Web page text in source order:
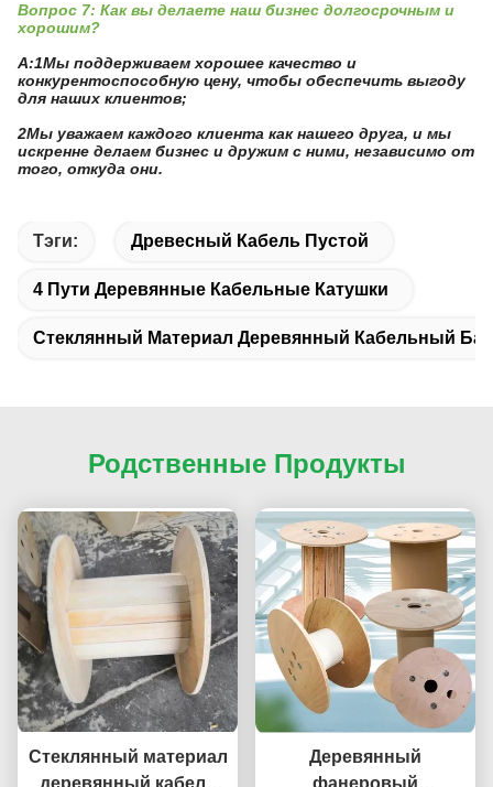
Вопрос 7: Как вы делаете наш бизнес долгосрочным и
хорошим?
А:1Мы поддерживаем хорошее качество и
конкурентоспособную цену, чтобы обеспечить выгоду
для наших клиентов;
2Мы уважаем каждого клиента как нашего друга, и мы
искренне делаем бизнес и дружим с ними, независимо от
того, откуда они.
Тэги: Древесный Кабель Пустой
4 Пути Деревянные Кабельные Катушки
Стеклянный Материал Деревянный Кабельный
Родственные Продукты
Стеклянный материал
Деревянный